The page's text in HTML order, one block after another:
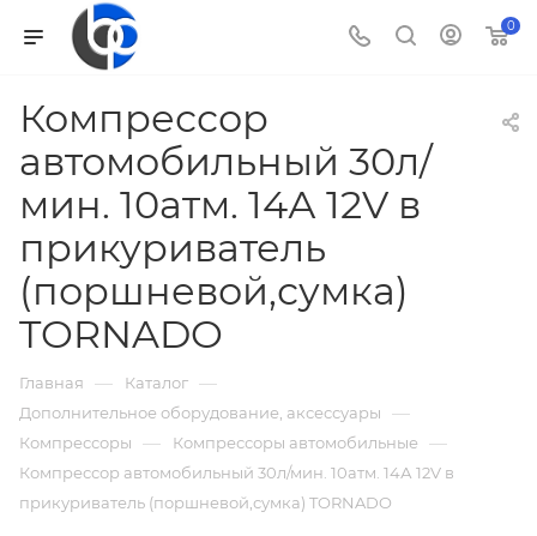
0
Компрессор
автомобильный 30л/
мин. 10атм. 14А 12V в
прикуриватель
(поршневой,сумка)
TORNADO
Главная — Каталог —
Дополнительное оборудование, аксессуары —
Компрессоры — Компрессоры автомобильные —
Компрессор автомобильный 30л/мин. 10атм. 14А 12V в
прикуриватель (поршневой,сумка) TORNADO